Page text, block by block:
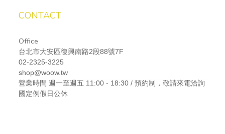
CONTACT
Office
台北市大安區復興南路2段88號7F
02-2325-3225
shop@woow.tw
營業時間 週一至週五 11:00 - 18:30 / 預約制，敬請來電洽詢
國定例假日公休